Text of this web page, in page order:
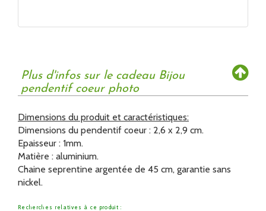
Plus d'infos sur le cadeau Bijou
pendentif coeur photo
Dimensions du produit et caractéristiques:
Dimensions du pendentif coeur : 2,6 x 2,9 cm.
Epaisseur : 1mm.
Matière : aluminium.
Chaine seprentine argentée de 45 cm, garantie sans
nickel.
Recherches relatives à ce produit :